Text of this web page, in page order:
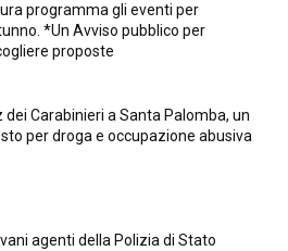
programma gli eventi per
*Un Avviso pubblico per
proposte
dei Carabinieri a Santa Palomba, un
per droga e occupazione abusiva
agenti della Polizia di Stato